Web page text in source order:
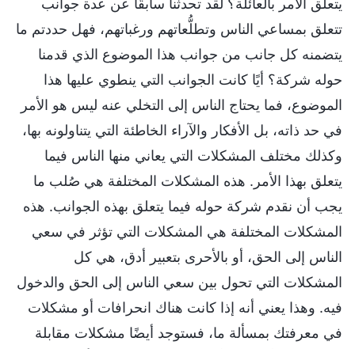
يتعلق الأمر بالعائلة؟ لقد تحدثنا سابقًا عن عدة جوانب
تتعلق بمساعي الناس وتطلُّعاتهم ورغباتهم، فهل حددتم ما
يتضمنه كل جانب من جوانب هذا الموضوع الذي قدمنا
حوله شركة؟ أيًا كانت الجوانب التي ينطوي عليها هذا
الموضوع، فما يحتاج الناس إلى التخلي عنه ليس هو الأمر
في حد ذاته، بل الأفكار والآراء الخاطئة التي يتناولونه بها،
وكذلك مختلف المشكلات التي يعاني منها الناس فيما
يتعلق بهذا الأمر. هذه المشكلات المختلفة هي صُلب ما
يجب أن نقدم شركة حوله فيما يتعلق بهذه الجوانب. هذه
المشكلات المختلفة هي المشكلات التي تؤثر في سعي
الناس إلى الحق، أو بالأحرى بتعبير أدق، هي كل
المشكلات التي تحول بين سعي الناس إلى الحق والدخول
فيه. وهذا يعني أنه إذا كانت هناك انحرافات أو مشكلات
في معرفتك بمسألة ما، فستوجد أيضًا مشكلات مقابلة